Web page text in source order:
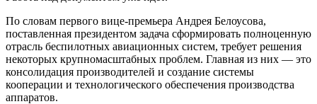
По словам первого вице-премьера Андрея Белоусова,
поставленная президентом задача сформировать полноценную
отрасль беспилотных авиационных систем, требует решения
некоторых крупномасштабных проблем. Главная из них — это
консолидация производителей и создание системы
кооперации и технологического обеспечения производства
аппаратов.